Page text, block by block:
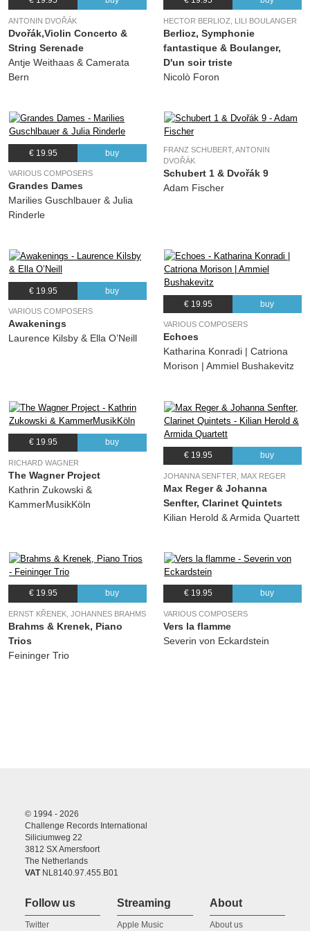
ANTONIN DVOŘÁK
Dvořák,Violin Concerto &
String Serenade
Antje Weithaas & Camerata
Bern
HECTOR BERLIOZ, LILI BOULANGER
Berlioz, Symphonie
fantastique & Boulanger,
D'un soir triste
Nicolò Foron
€ 19.95 buy
VARIOUS COMPOSERS
Grandes Dames
Marilies Guschlbauer & Julia
Rinderle
FRANZ SCHUBERT, ANTONIN
DVOŘÁK
Schubert 1 & Dvořák 9
Adam Fischer
€ 19.95 buy
VARIOUS COMPOSERS
Awakenings
Laurence Kilsby & Ella O’Neill
€ 19.95 buy
VARIOUS COMPOSERS
Echoes
Katharina Konradi | Catriona
Morison | Ammiel Bushakevitz
€ 19.95 buy
RICHARD WAGNER
The Wagner Project
Kathrin Zukowski &
KammerMusikKöln
€ 19.95 buy
JOHANNA SENFTER, MAX REGER
Max Reger & Johanna
Senfter, Clarinet Quintets
Kilian Herold & Armida Quartett
€ 19.95 buy
ERNST KŘENEK, JOHANNES BRAHMS
Brahms & Krenek, Piano
Trios
Feininger Trio
€ 19.95 buy
VARIOUS COMPOSERS
Vers la flamme
Severin von Eckardstein
© 1994 - 2026
Challenge Records International
Siliciumweg 22
3812 SX Amersfoort
The Netherlands
VATNL8140.97.455.B01
Follow us
Twitter
Streaming
Apple Music
About
About us